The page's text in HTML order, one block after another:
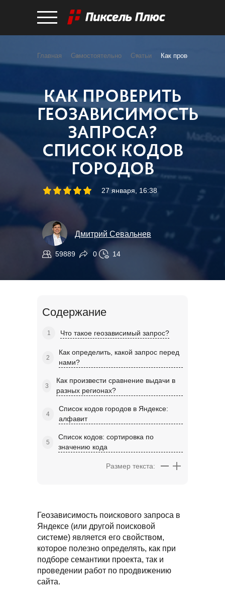
Главная Самостоятельно Статьи Как проверить
КАК ПРОВЕРИТЬ
ГЕОЗАВИСИМОСТЬ
ЗАПРОСА?
СПИСОК КОДОВ
ГОРОДОВ
27 января, 16:38
Дмитрий Севальнев
59889 0 14
Содержание
Что такое геозависимый запрос?
Как определить, какой запрос перед
нами?
Как произвести сравнение выдачи в
разных регионах?
Список кодов городов в Яндексе:
алфавит
Список кодов: сортировка по
значению кода
Размер текста:
Геозависимость поискового запроса в
Яндексе (или другой поисковой
системе) является его свойством,
которое полезно определять, как при
подборе семантики проекта, так и
проведении работ по продвижению
сайта.